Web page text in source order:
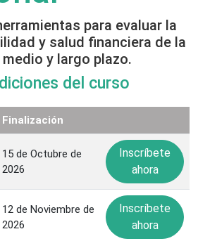
para evaluar la
y salud financiera de la
y largo plazo.
del curso
Finalización
15 de Octubre de
2026
Inscríbete
ahora
12 de Noviembre de
2026
Inscríbete
ahora